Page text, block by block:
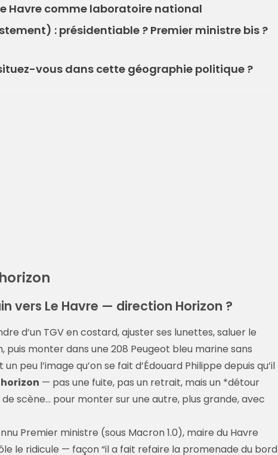
Havre comme laboratoire national
: présidentiable ? Premier ministre bis ?
vous dans cette géographie politique ?
vers Le Havre — direction Horizon ?
d’un TGV en costard, ajuster ses lunettes, saluer le
monter dans une 208 Peugeot bleu marine sans
peu l’image qu’on se fait d’Édouard Philippe depuis qu’il
— pas une fuite, pas un retrait, mais un *détour
scène… pour monter sur une autre, plus grande, avec
Premier ministre (sous Macron 1.0), maire du Havre
le ridicule — façon “il a fait refaire la promenade du bord